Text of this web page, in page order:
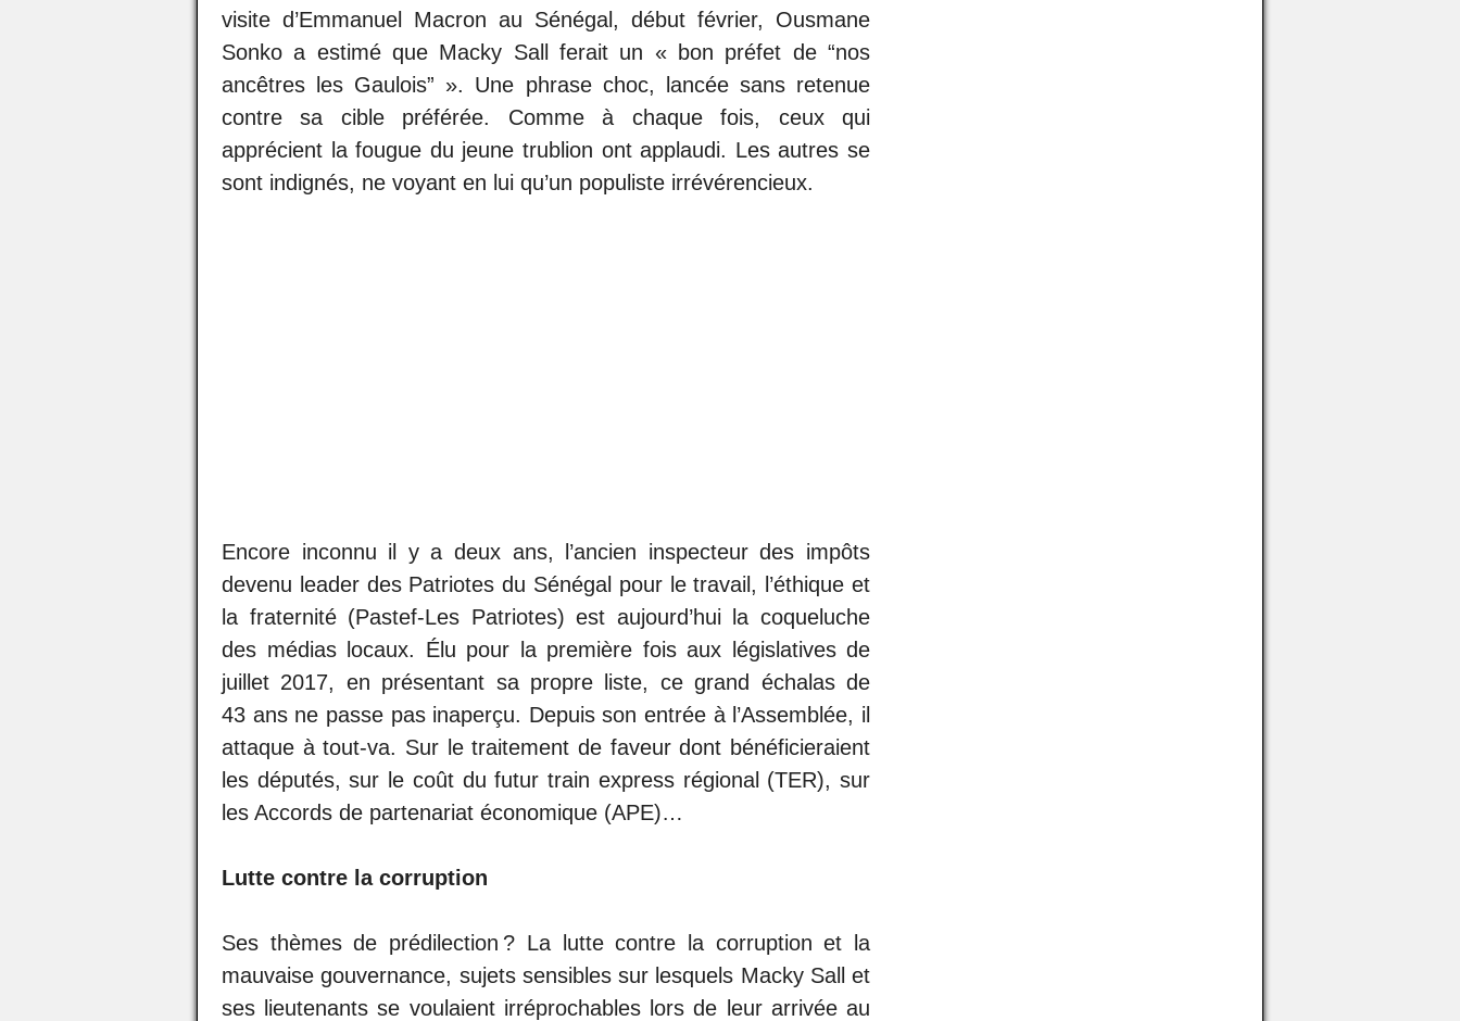
visite d’Emmanuel Macron au Sénégal, début février, Ousmane
Sonko a estimé que Macky Sall ferait un « bon préfet de “nos
ancêtres les Gaulois” ». Une phrase choc, lancée sans retenue
contre sa cible préférée. Comme à chaque fois, ceux qui
apprécient la fougue du jeune trublion ont applaudi. Les autres se
sont indignés, ne voyant en lui qu’un populiste irrévérencieux.
Encore inconnu il y a deux ans, l’ancien inspecteur des impôts
devenu leader des Patriotes du Sénégal pour le travail, l’éthique et
la fraternité (Pastef-Les Patriotes) est aujourd’hui la coqueluche
des médias locaux. Élu pour la première fois aux législatives de
juillet 2017, en présentant sa propre liste, ce grand échalas de
43 ans ne passe pas inaperçu. Depuis son entrée à l’Assemblée, il
attaque à tout-va. Sur le traitement de faveur dont bénéficieraient
les députés, sur le coût du futur train express régional (TER), sur
les Accords de partenariat économique (APE)…
Lutte contre la corruption
Ses thèmes de prédilection ? La lutte contre la corruption et la
mauvaise gouvernance, sujets sensibles sur lesquels Macky Sall et
ses lieutenants se voulaient irréprochables lors de leur arrivée au